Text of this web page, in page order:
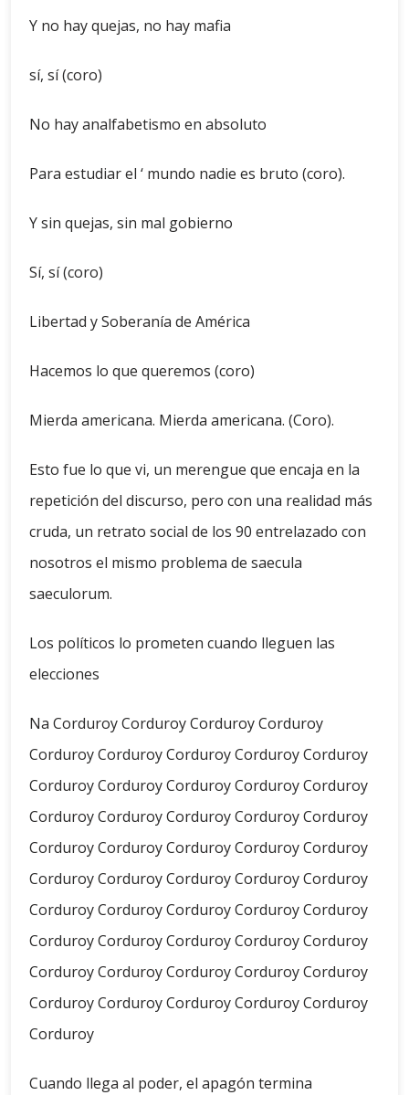
Y no hay quejas, no hay mafia
sí, sí (coro)
No hay analfabetismo en absoluto
Para estudiar el ‘ mundo nadie es bruto (coro).
Y sin quejas, sin mal gobierno
Sí, sí (coro)
Libertad y Soberanía de América
Hacemos lo que queremos (coro)
Mierda americana. Mierda americana. (Coro).
Esto fue lo que vi, un merengue que encaja en la
repetición del discurso, pero con una realidad más
cruda, un retrato social de los 90 entrelazado con
nosotros el mismo problema de saecula
saeculorum.
Los políticos lo prometen cuando lleguen las
elecciones
Na Corduroy Corduroy Corduroy Corduroy
Corduroy Corduroy Corduroy Corduroy Corduroy
Corduroy Corduroy Corduroy Corduroy Corduroy
Corduroy Corduroy Corduroy Corduroy Corduroy
Corduroy Corduroy Corduroy Corduroy Corduroy
Corduroy Corduroy Corduroy Corduroy Corduroy
Corduroy Corduroy Corduroy Corduroy Corduroy
Corduroy Corduroy Corduroy Corduroy Corduroy
Corduroy Corduroy Corduroy Corduroy Corduroy
Corduroy Corduroy Corduroy Corduroy Corduroy
Corduroy
Cuando llega al poder, el apagón termina